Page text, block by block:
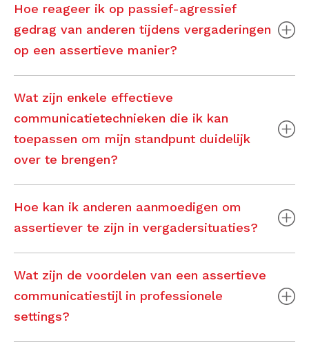
Hoe reageer ik op passief-agressief
gedrag van anderen tijdens vergaderingen
op een assertieve manier?
Wat zijn enkele effectieve
communicatietechnieken die ik kan
toepassen om mijn standpunt duidelijk
over te brengen?
Hoe kan ik anderen aanmoedigen om
assertiever te zijn in vergadersituaties?
Wat zijn de voordelen van een assertieve
communicatiestijl in professionele
settings?